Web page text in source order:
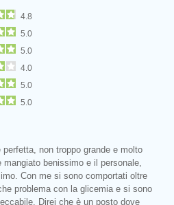
4.8
5.0
5.0
4.0
5.0
5.0
non troppo grande e molto
mangiato benissimo e il personale,
Con me si sono comportati oltre
problema con la glicemia e si sono
Direi che è un posto dove